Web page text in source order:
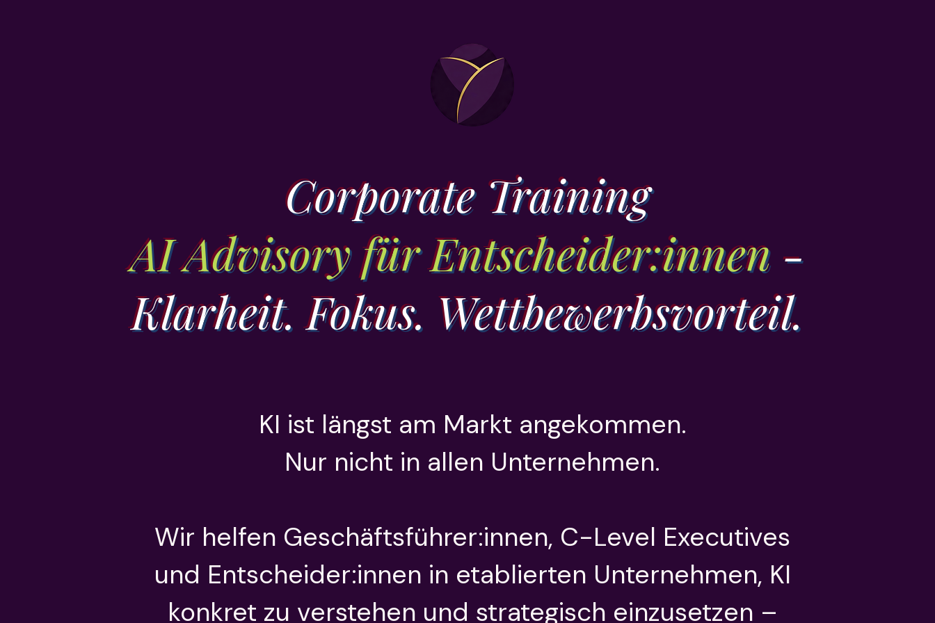
Corporate Training
AI Advisory für Entscheider:innen -
Klarheit. Fokus. Wettbewerbsvorteil.
KI ist längst am Markt angekommen.
Nur nicht in allen Unternehmen.
Wir helfen Geschäftsführer:innen, C-Level Executives
und Entscheider:innen in etablierten Unternehmen, KI
konkret zu verstehen und strategisch einzusetzen –